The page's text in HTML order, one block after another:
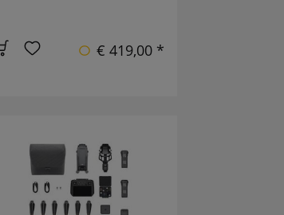
€ 419,00 *